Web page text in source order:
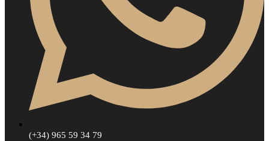
(+34) 965 59 34 79